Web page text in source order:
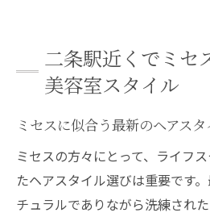
二条駅近くでミセ
美容室スタイル
ミセスに似合う最新のヘアス
ミセスの方々にとって、ライフ
たヘアスタイル選びは重要です
チュラルでありながら洗練され